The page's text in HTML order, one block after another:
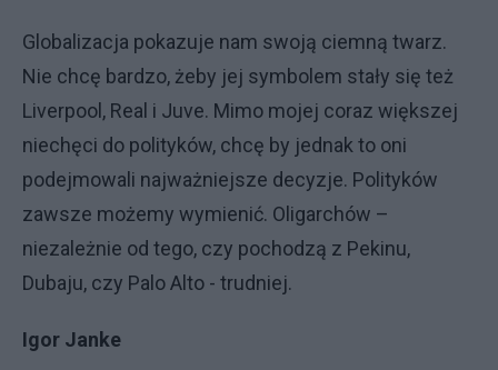
Globalizacja pokazuje nam swoją ciemną twarz.
Nie chcę bardzo, żeby jej symbolem stały się też
Liverpool, Real i Juve. Mimo mojej coraz większej
niechęci do polityków, chcę by jednak to oni
podejmowali najważniejsze decyzje. Polityków
zawsze możemy wymienić. Oligarchów –
niezależnie od tego, czy pochodzą z Pekinu,
Dubaju, czy Palo Alto - trudniej.
Igor Janke